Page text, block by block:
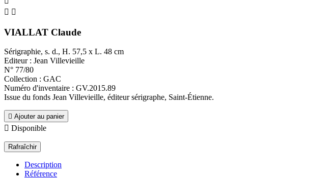
 
VIALLAT Claude
Sérigraphie, s. d., H. 57,5 x L. 48 cm
Editeur : Jean Villevieille
N° 77/80
Collection : GAC
Numéro d'inventaire : GV.2015.89
Issue du fonds Jean Villevieille, éditeur sérigraphe, Saint-Étienne.
 Ajouter au panier
 Disponible
Description
Référence